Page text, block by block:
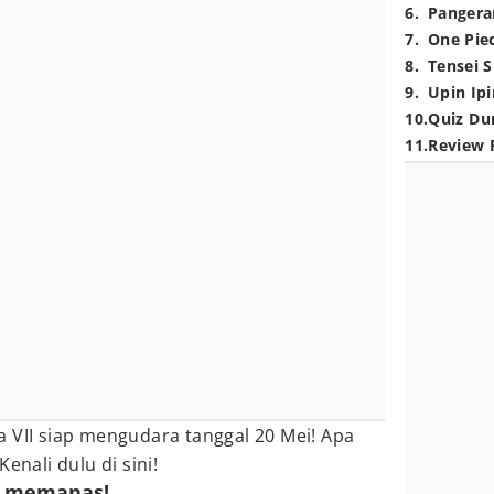
VII siap mengudara tanggal 20 Mei! Apa
dulu di sini!
6.
7. One
8. Tensei
9. Upin
10.Quiz
11.Review